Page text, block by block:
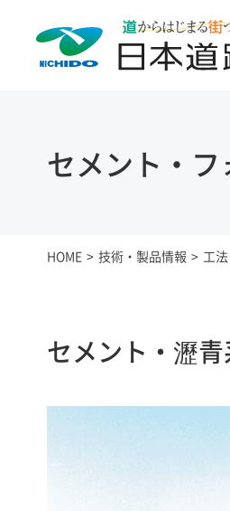
セメント・
HOME 技術・製品情報 工
セメント・瀝